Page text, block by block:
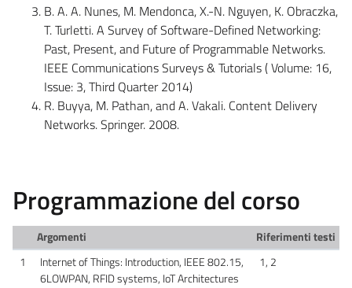
B. A. A. Nunes, M. Mendonca, X.-N. Nguyen, K. Obraczka,
T. Turletti. A Survey of Software-Defined Networking:
Past, Present, and Future of Programmable Networks.
IEEE Communications Surveys & Tutorials ( Volume: 16,
Issue: 3, Third Quarter 2014)
R. Buyya, M. Pathan, and A. Vakali. Content Delivery
Networks. Springer. 2008.
Programmazione del corso
Argomenti
Riferimenti testi
1
Internet of Things: Introduction, IEEE 802.15,
6LOWPAN, RFID systems, IoT Architectures
1, 2